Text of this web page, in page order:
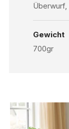
Gewicht
700gr